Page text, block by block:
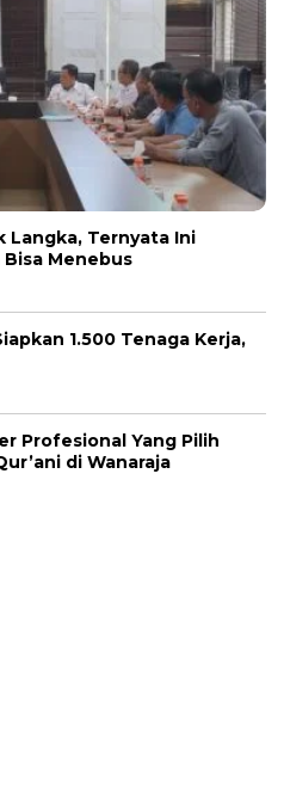
Langka, Ternyata Ini
Menebus
1.500 Tenaga Kerja,
Profesional Yang Pilih
di Wanaraja